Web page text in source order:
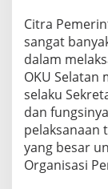
Citra
sangat
dalam
OKU Selatan
selaku
dan
pelaksanaan
yang besar
Organisasi